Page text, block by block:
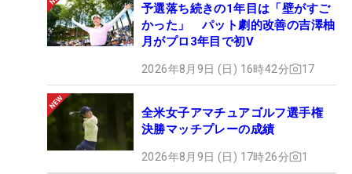
予選落ち続きの1年目は「壁がすご
かった」 パット劇的改善の吉澤柚
月がプロ3年目で初V
2026年8月9日 (日) 16時42分 17
全米女子アマチュアゴルフ選手権
決勝マッチプレーの成績
2026年8月9日 (日) 17時26分 1